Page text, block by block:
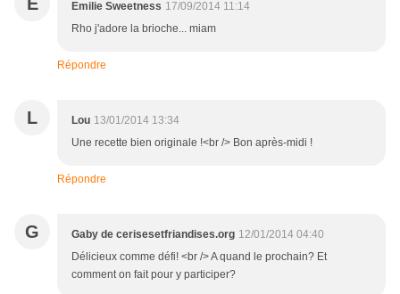
Emilie Sweetness 17/09/2014 11:14
Rho j'adore la brioche... miam
Répondre
L Lou 13/01/2014 13:34
Une recette bien originale !<br /> Bon après-midi !
Répondre
G Gaby de cerisesetfriandises.org 12/01/2014 04:40
Délicieux comme défi! <br /> A quand le prochain? Et
comment on fait pour y participer?